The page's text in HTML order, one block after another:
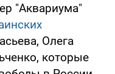
"Аквариума"
Олега
которые